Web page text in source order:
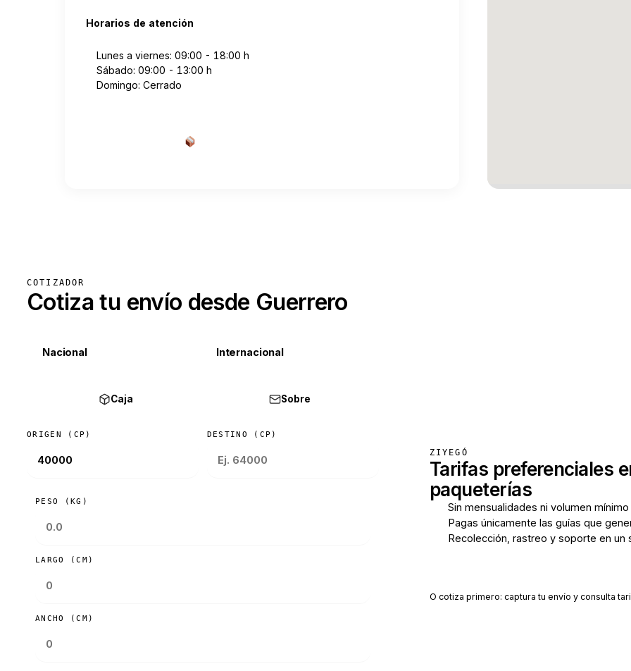
Horarios de atención
Lunes a viernes: 09:00 - 18:00 h
Sábado: 09:00 - 13:00 h
Domingo: Cerrado
COTIZADOR
Cotiza tu envío desde Guerrero
Nacional Internacional
Caja Sobre
ORIGEN (CP) DESTINO (CP)
PESO (KG)
LARGO (CM)
ANCHO (CM)
ZIYEGÓ
Tarifas preferenciales
paqueterías
Sin mensualidades ni volumen mínimo
Pagas únicamente las guías que
Recolección, rastreo y soporte en un
O cotiza primero: captura tu envío y consulta